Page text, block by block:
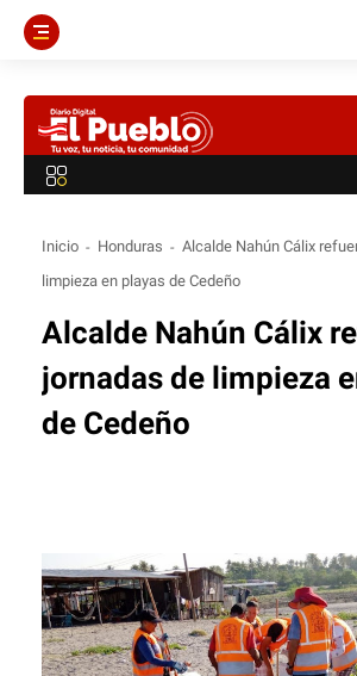
Inicio Honduras
Alcalde Nahún Cálix
limpieza en playas de Cedeño
Alcalde Nahún Cálix
jornadas de limpieza
de Cedeño